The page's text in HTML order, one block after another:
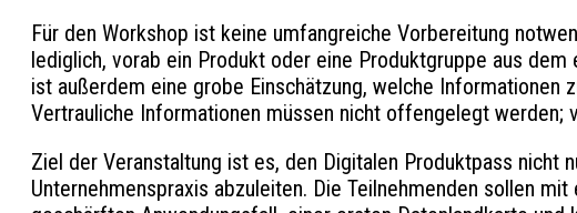
Für den Workshop ist keine umfangreiche Vorbereitung
lediglich, vorab ein Produkt oder eine Produktgruppe aus
ist außerdem eine grobe Einschätzung, welche
Vertrauliche Informationen müssen nicht offengelegt
Ziel der Veranstaltung ist es, den Digitalen Produktpass
Unternehmenspraxis abzuleiten. Die Teilnehmenden sollen mit